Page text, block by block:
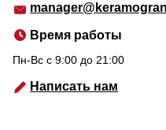
Время работы
Пн-Вс c 9:00 до 21:00
Написать нам